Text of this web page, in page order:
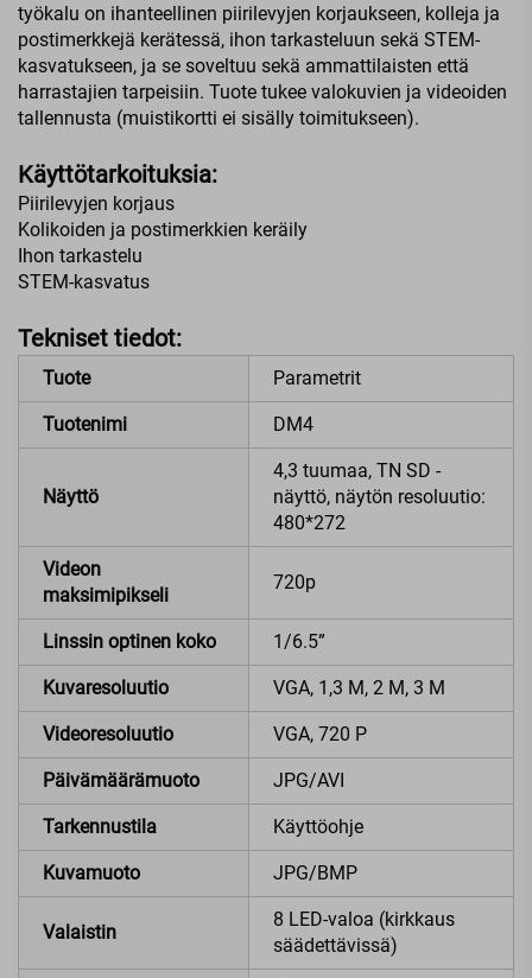
työkalu on ihanteellinen piirilevyjen korjaukseen, kolleja ja
postimerkkejä kerätessä, ihon tarkasteluun sekä STEM-
kasvatukseen, ja se soveltuu sekä ammattilaisten että
harrastajien tarpeisiin. Tuote tukee valokuvien ja videoiden
tallennusta (muistikortti ei sisälly toimitukseen).
Käyttötarkoituksia:
Piirilevyjen korjaus
Kolikoiden ja postimerkkien keräily
Ihon tarkastelu
STEM-kasvatus
Tekniset tiedot:
Tuote Parametrit
Tuotenimi DM4
Näyttö
4,3 tuumaa, TN SD -
näyttö, näytön resoluutio:
480*272
Videon
maksimipikseli
720p
Linssin optinen koko 1/6.5”
Kuvaresoluutio VGA, 1,3 M, 2 M, 3 M
Videoresoluutio VGA, 720 P
Päivämäärämuoto JPG/AVI
Tarkennustila Käyttöohje
Kuvamuoto JPG/BMP
Valaistin
8 LED-valoa (kirkkaus
säädettävissä)